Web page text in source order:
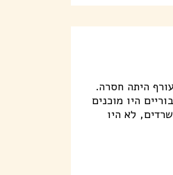
היתה חסרה.
היו מוכנים
לא היו